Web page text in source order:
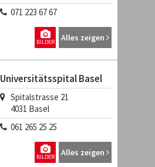
071 223 67 67
Alles zeigen
BILDER
Universitätsspital Basel
Spitalstrasse 21
4031 Basel
061 265 25 25
Alles zeigen
BILDER